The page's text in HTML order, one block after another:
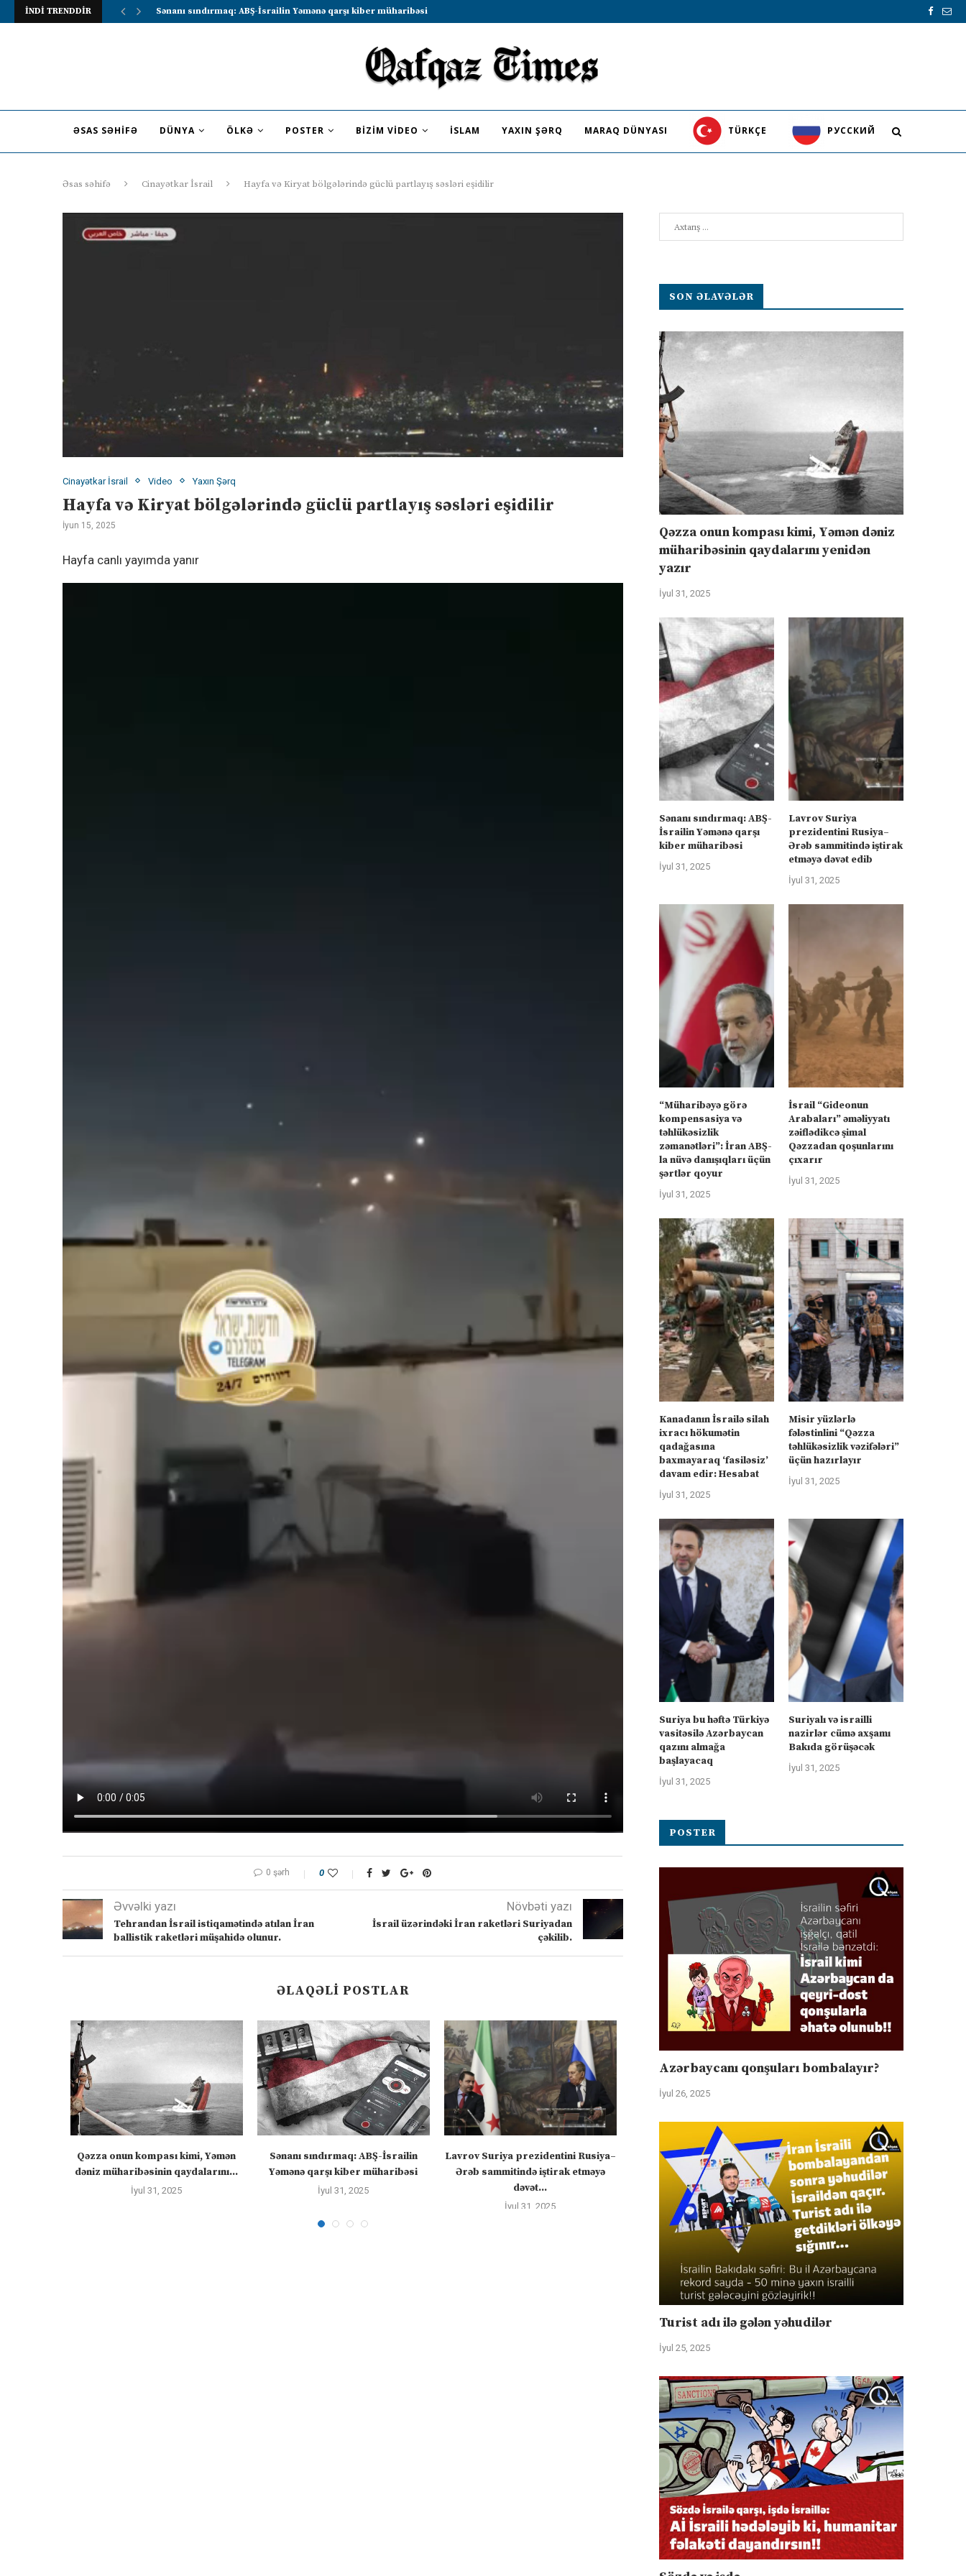
İNDİ TRENDDİR Lavrov Suriya prezidentini Rusiya–Ərəb sammitində iştirak etməyə dəvət...
ƏSAS SƏHIFƏ DÜNYA ÖLKƏ POSTER BIZIM VIDEO İSLAM YAXIN ŞƏRQ MARAQ DÜNYASI TÜRKÇE PУССКИЙ
Əsas səhifə Cinayətkar İsrail Hayfa və Kiryat bölgələrində güclü partlayış səsləri eşidilir
Cinayətkar İsrail Video Yaxın Şərq
Hayfa və Kiryat bölgələrində güclü partlayış səsləri eşidilir
İyun 15, 2025
Hayfa canlı yayımda yanır
0 şərh 0
Əvvəlki yazı
Tehrandan İsrail istiqamətində atılan İran
ballistik raketləri müşahidə olunur.
Növbəti yazı
İsrail üzərindəki İran raketləri Suriyadan
çəkilib.
ƏLAQƏLI POSTLAR
Qəzza onun kompası kimi, Yəmən
dəniz müharibəsinin qaydalarını...
İyul 31, 2025
Sənanı sındırmaq: ABŞ-İsrailin
Yəmənə qarşı kiber müharibəsi
İyul 31, 2025
Lavrov Suriya prezidentini Rusiya–
Ərəb sammitində iştirak etməyə
dəvət...
İyul 31, 2025
“Müharibəyə görə kompensasiya və
təhlükəsizlik zəmanətləri”: İran
ABŞ-la...
İyul 31, 2025
İsrail “Gideonun
əməliyyatı zəiflədikcə
Qəzzadan qoşunlarını...
SON ƏLAVƏLƏR
Qəzza onun kompası kimi, Yəmən dəniz
müharibəsinin qaydalarını yenidən
yazır
İyul 31, 2025
Sənanı sındırmaq: ABŞ-
İsrailin Yəmənə qarşı
kiber müharibəsi
İyul 31, 2025
Lavrov Suriya
prezidentini Rusiya–
Ərəb sammitində iştirak
etməyə dəvət edib
İyul 31, 2025
“Müharibəyə görə
kompensasiya və
təhlükəsizlik
zəmanətləri”: İran ABŞ-
la nüvə danışıqları üçün
şərtlər qoyur
İyul 31, 2025
İsrail “Gideonun
Arabaları” əməliyyatı
zəiflədikcə şimal
Qəzzadan qoşunlarını
çıxarır
İyul 31, 2025
Kanadanın İsrailə silah
ixracı hökumətin
qadağasına
baxmayaraq ‘fasiləsiz’
davam edir: Hesabat
İyul 31, 2025
Misir yüzlərlə
fələstinlini “Qəzza
təhlükəsizlik vəzifələri”
üçün hazırlayır
İyul 31, 2025
Suriya bu həftə Türkiyə
vasitəsilə Azərbaycan
qazını almağa
başlayacaq
İyul 31, 2025
Suriyalı və israilli
nazirlər cümə axşamı
Bakıda görüşəcək
İyul 31, 2025
POSTER
Azərbaycanı qonşuları bombalayır?
İyul 26, 2025
Turist adı ilə gələn yəhudilər
İyul 25, 2025